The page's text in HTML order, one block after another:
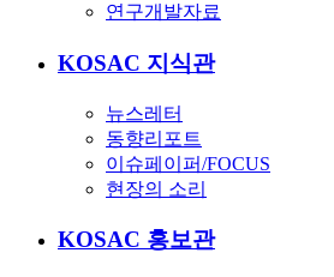
연구개발자료
KOSAC 지식관
뉴스레터
동향리포트
이슈페이퍼/FOCUS
현장의 소리
KOSAC 홍보관